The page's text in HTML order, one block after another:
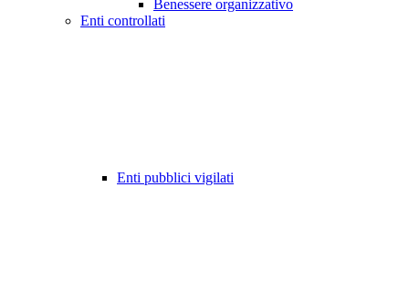
Benessere organizzativo
Enti controllati
Enti pubblici vigilati